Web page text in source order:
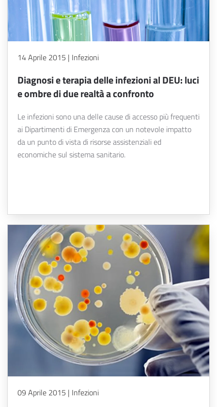
14 Aprile 2015 | Infezioni
Diagnosi e terapia delle infezioni al DEU: luci
e ombre di due realtà a confronto
Le infezioni sono una delle cause di accesso più frequenti
ai Dipartimenti di Emergenza con un notevole impatto
da un punto di vista di risorse assistenziali ed
economiche sul sistema sanitario.
09 Aprile 2015 | Infezioni